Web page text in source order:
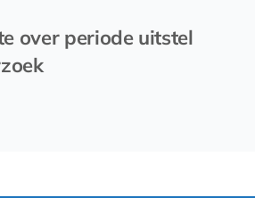
over periode uitstel